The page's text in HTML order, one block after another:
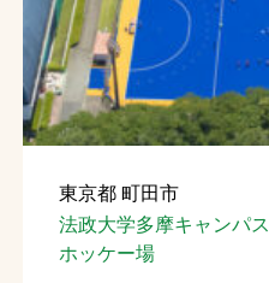
会社概要
採用情報
お問合せ
東京都 町田市
法政大学多摩キャンパス
ホッケー場